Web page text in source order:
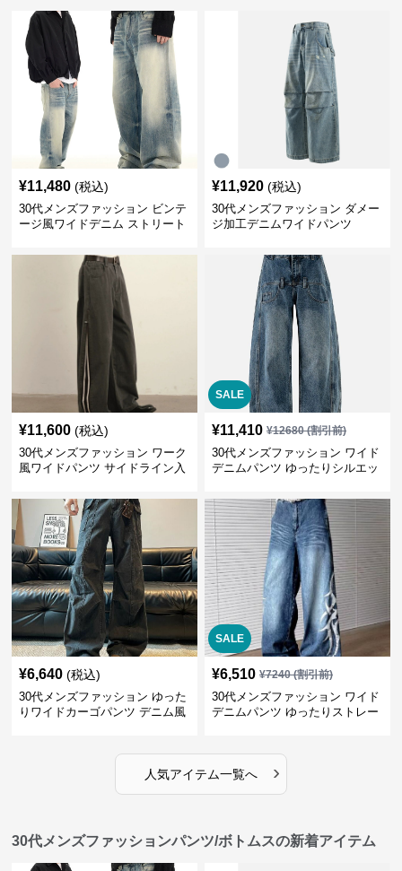
¥11,480 (税込)
30代メンズファッション ビンテ
ージ風ワイドデニム ストリート
¥11,920 (税込)
30代メンズファッション ダメー
ジ加工デニムワイドパンツ
¥11,600 (税込)
30代メンズファッション ワーク
風ワイドパンツ サイドライン入
SALE
¥11,410 ¥12680(割引前)
30代メンズファッション ワイド
デニムパンツ ゆったりシルエッ
¥6,640 (税込)
30代メンズファッション ゆった
りワイドカーゴパンツ デニム風
SALE
¥6,510 ¥7240(割引前)
30代メンズファッション ワイド
デニムパンツ ゆったりストレー
人気アイテム一覧へ ›
30代メンズファッションパンツ/ボトムスの新着アイテム